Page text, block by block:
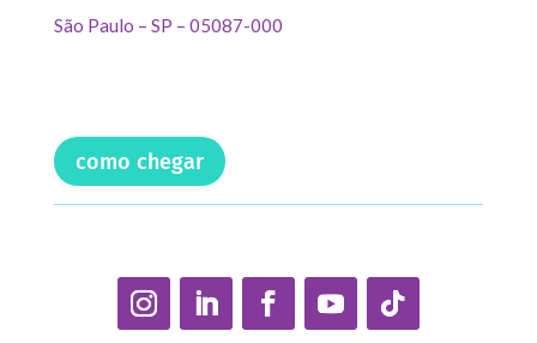
São Paulo – SP – 05087-000
como chegar